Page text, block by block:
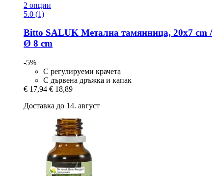
2 опции
5.0 (1)
Bitto SALUK Метална тамянница, 20x7 cm /
Ø 8 cm
-5%
С регулируеми крачета
С дървена дръжка и капак
€ 17,94 € 18,89
Доставка до 14. август